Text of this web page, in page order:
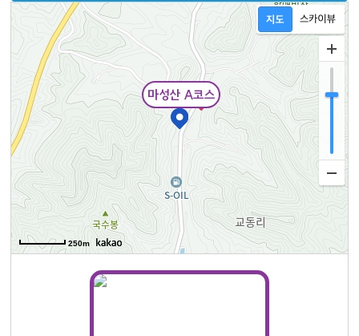
마성산 A코스
250m